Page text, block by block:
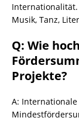
Musik, Tanz,
Q: Wie
Projekte?
A: